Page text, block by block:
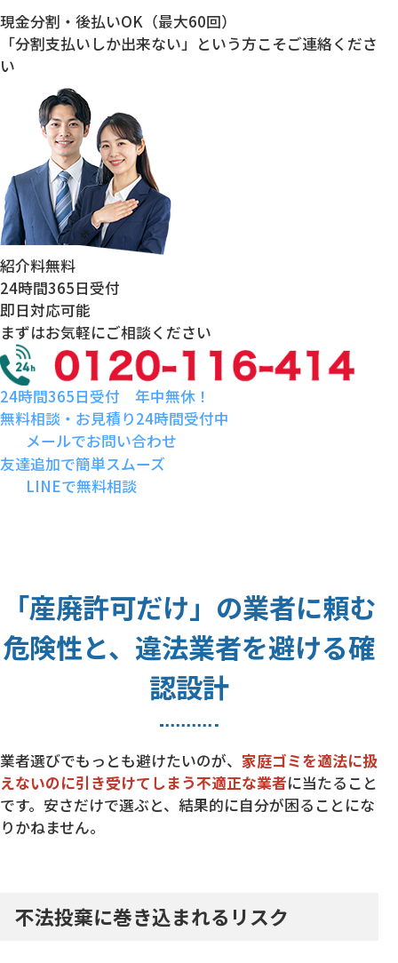
現金分割・後払いOK（最大60回）
「分割支払いしか出来ない」という方こそご連絡くださ
い
紹介料無料
24時間365日受付
即日対応可能
まずはお気軽にご相談ください
24時間365日受付 年中無休！
無料相談・お見積り24時間受付中
メールでお問い合わせ
友達追加で簡単スムーズ
LINEで無料相談
「産廃許可だけ」の業者に頼む
危険性と、違法業者を避ける確
認設計
業者選びでもっとも避けたいのが、 家庭ゴミを適法に扱
えないのに引き受けてしまう不適正な業者に当たること
です。安さだけで選ぶと、結果的に自分が困ることにな
りかねません。
不法投棄に巻き込まれるリスク